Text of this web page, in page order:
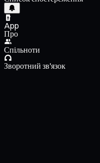
App
Про
Спільноти
Зворотний зв'язок